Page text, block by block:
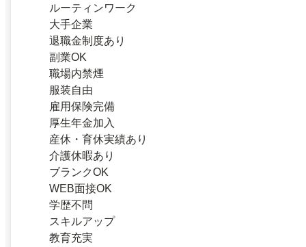
ルーティンワーク
大手企業
退職金制度あり
副業OK
職場内禁煙
服装自由
雇用保険完備
厚生年金加入
産休・育休実績あり
介護休暇あり
ブランクOK
WEB面接OK
学歴不問
スキルアップ
教育充実